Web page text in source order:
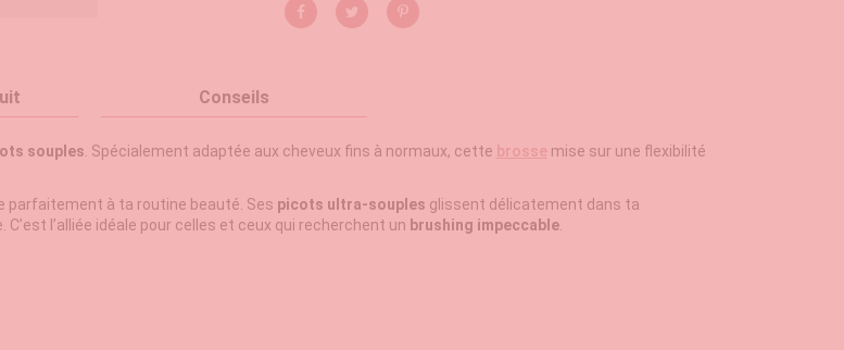
Conseils
souples . Spécialement adaptée aux cheveux fins à normaux, cette brosse mise sur une flexibilité
parfaitement à ta routine beauté. Ses picots ultra-souples glissent délicatement dans ta
l’alliée idéale pour celles et ceux qui recherchent un brushing impeccable.